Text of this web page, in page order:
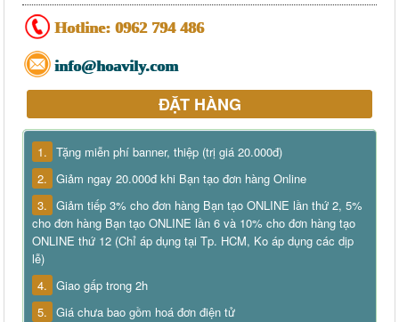
Hotline: 0962 794 486
info@hoavily.com
ĐẶT HÀNG
1. Tặng miễn phí banner, thiệp (trị giá 20.000đ)
2. Giảm ngay 20.000đ khi Bạn tạo đơn hàng Online
3. Giảm tiếp 3% cho đơn hàng Bạn tạo ONLINE lần thứ 2, 5%
cho đơn hàng Bạn tạo ONLINE lần 6 và 10% cho đơn hàng tạo
ONLINE thứ 12 (Chỉ áp dụng tại Tp. HCM, Ko áp dụng các dịp
lễ)
4. Giao gấp trong 2h
5. Giá chưa bao gồm hoá đơn điện tử